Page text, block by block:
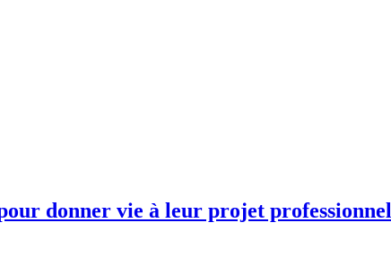
donner vie à leur projet professionnel